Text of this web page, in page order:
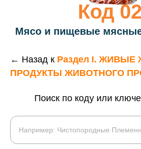
Код
Мясо и пищевые
← Назад к Раздел I.
ПРОДУКТЫ ЖИВОТНОГО
Поиск по коду или